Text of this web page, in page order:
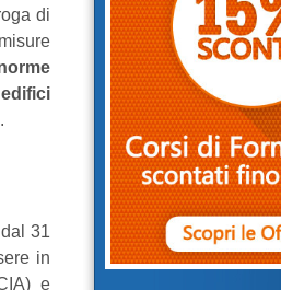
di
31
in
e